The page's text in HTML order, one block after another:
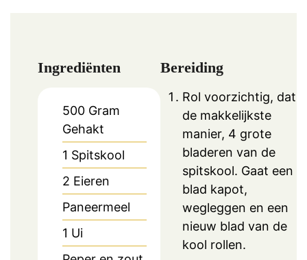
Ingrediënten
500 Gram
Gehakt
1 Spitskool
2 Eieren
Paneermeel
1 Ui
Bereiding
Rol voorzichtig, dat
de makkelijkste
manier, 4 grote
bladeren van de
spitskool. Gaat een
blad kapot,
wegleggen en een
nieuw blad van de
kool rollen.